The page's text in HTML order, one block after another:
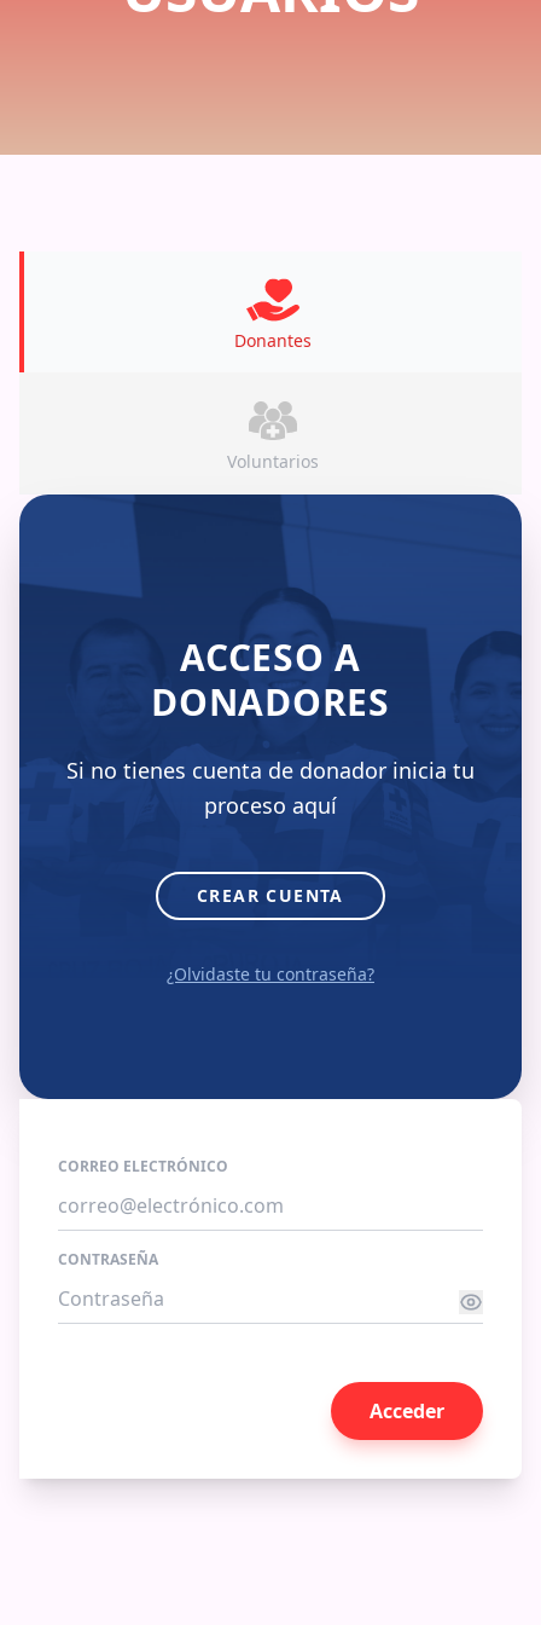
Donantes
Voluntarios
ACCESO A
DONADORES
Si no tienes cuenta de donador inicia tu
proceso aquí
CREAR CUENTA
¿Olvidaste tu contraseña?
CORREO ELECTRÓNICO
CONTRASEÑA
Acceder